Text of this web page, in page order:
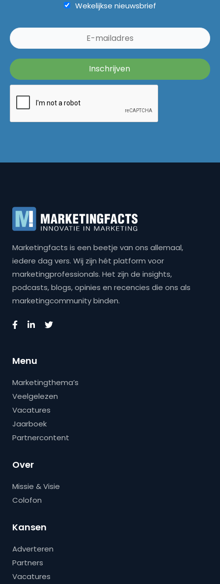
Wekelijkse nieuwsbrief
Marketingfacts is een beetje van ons allemaal,
iedere dag vers. Wij zijn hét platform voor
marketingprofessionals. Het zijn de insights,
podcasts, blogs, opinies en recencies die ons als
marketingcommunity binden.
Menu
Marketingthema’s
Veelgelezen
Vacatures
Jaarboek
Partnercontent
Over
Missie & Visie
Colofon
Kansen
Adverteren
Partners
Vacatures